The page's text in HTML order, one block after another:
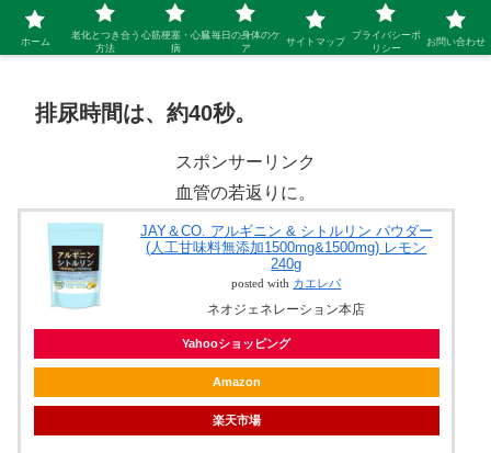
シニア 新しい人生を開拓するブログ
排尿時間は、約40秒。
スポンサーリンク
血管の若返りに。
JAY＆CO. アルギニン & シトルリン パウダー
(人工甘味料無添加1500mg&1500mg) レモン
240g
posted with カエレバ
ネオジェネレーション本店
Yahooショッピング
Amazon
楽天市場
ホーム
老化とつき合う
方法
心筋梗塞・心臓
病
毎日の身体のケ
ア
サイトマップ
プライバシーポ
リシー
お問い合わせ